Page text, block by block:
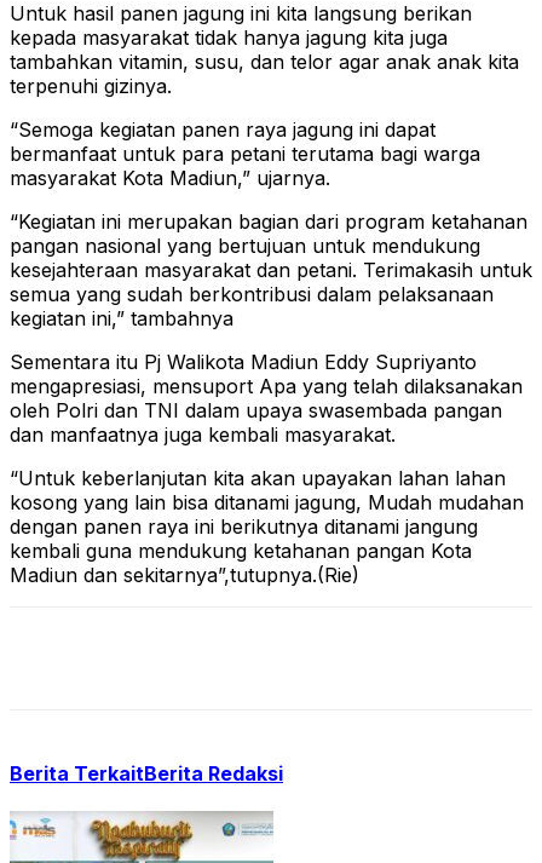
Untuk hasil panen jagung ini kita langsung berikan
kepada masyarakat tidak hanya jagung kita juga
tambahkan vitamin, susu, dan telor agar anak anak kita
terpenuhi gizinya.
“Semoga kegiatan panen raya jagung ini dapat
bermanfaat untuk para petani terutama bagi warga
masyarakat Kota Madiun,” ujarnya.
“Kegiatan ini merupakan bagian dari program ketahanan
pangan nasional yang bertujuan untuk mendukung
kesejahteraan masyarakat dan petani. Terimakasih untuk
semua yang sudah berkontribusi dalam pelaksanaan
kegiatan ini,” tambahnya
Sementara itu Pj Walikota Madiun Eddy Supriyanto
mengapresiasi, mensuport Apa yang telah dilaksanakan
oleh Polri dan TNI dalam upaya swasembada pangan
dan manfaatnya juga kembali masyarakat.
“Untuk keberlanjutan kita akan upayakan lahan lahan
kosong yang lain bisa ditanami jagung, Mudah mudahan
dengan panen raya ini berikutnya ditanami jangung
kembali guna mendukung ketahanan pangan Kota
Madiun dan sekitarnya”,tutupnya.(Rie)
Berita TerkaitBerita Redaksi